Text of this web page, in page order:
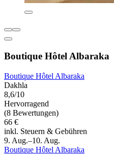
Boutique Hôtel Albaraka
Boutique Hôtel Albaraka
Dakhla
8,6/10
Hervorragend
(8 Bewertungen)
66 €
inkl. Steuern & Gebühren
9. Aug.–10. Aug.
Boutique Hôtel Albaraka